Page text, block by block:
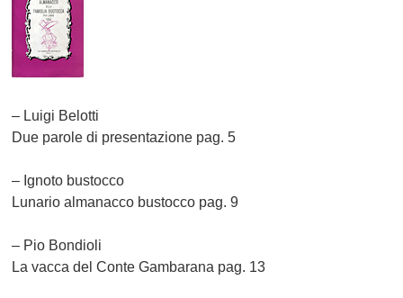
– Luigi Belotti
Due parole di presentazione pag. 5
– Ignoto bustocco
Lunario almanacco bustocco pag. 9
– Pio Bondioli
La vacca del Conte Gambarana pag. 13